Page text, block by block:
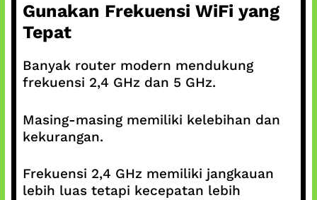
Gunakan Frekuensi WiFi yang
Tepat
Banyak router modern mendukung
frekuensi 2,4 GHz dan 5 GHz.
Masing-masing memiliki kelebihan dan
kekurangan.
Frekuensi 2,4 GHz memiliki jangkauan
lebih luas tetapi kecepatan lebih